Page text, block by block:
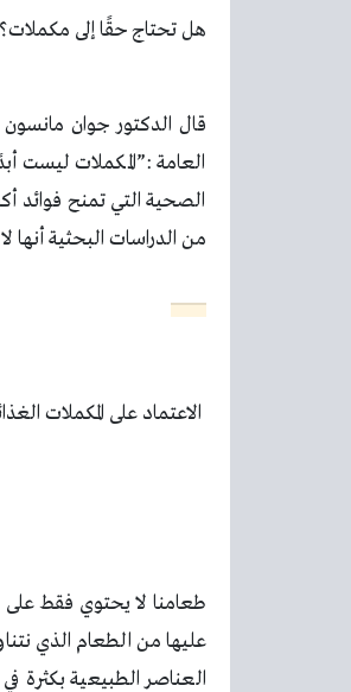
هل تحتاج حقًا إلى مكملات؟
قال الدكتور جوان
العامة :”المكملات ليست
الصحية التي تمنح فوائد
من الدراسات البحثية أنها
الاعتماد على المكملات
طعامنا لا يحتوي فقط على
عليها من الطعام الذي
العناصر الطبيعية بكثرة